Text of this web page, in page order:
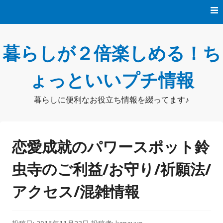
ツ
へ
暮らしが２倍楽しめる！ち
ょっといいプチ情報
暮らしに便利なお役立ち情報を綴ってます♪
恋愛成就のパワースポット鈴
虫寺のご利益/お守り/祈願法/
アクセス/混雑情報